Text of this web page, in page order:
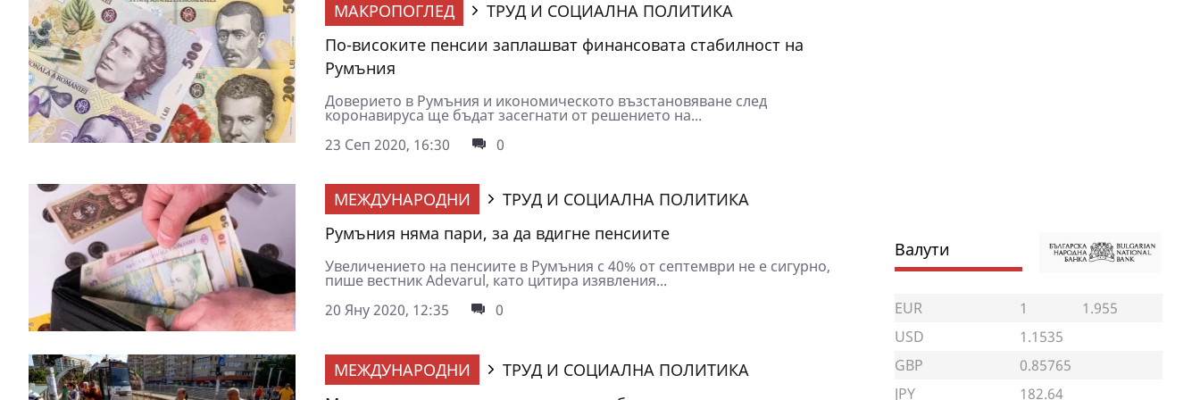
МАКРОПОГЛЕД
ТРУД И СОЦИАЛНА ПОЛИТИКА
По-високите пенсии заплашват финансовата стабилност на
Румъния
Доверието в Румъния и икономическото възстановяване след
коронавируса ще бъдат засегнати от решението на...
23 Сеп 2020, 16:30
0
МЕЖДУНАРОДНИ
ТРУД И СОЦИАЛНА ПОЛИТИКА
Румъния няма пари, за да вдигне пенсиите
Увеличението на пенсиите в Румъния с 40% от септември не е сигурно,
пише вестник Adevarul, като цитира изявления...
20 Яну 2020, 12:35
0
МЕЖДУНАРОДНИ
ТРУД И СОЦИАЛНА ПОЛИТИКА
Валути
EUR 1
1.955
USD
1.1535
GBP
0.85765
JPY
182.64